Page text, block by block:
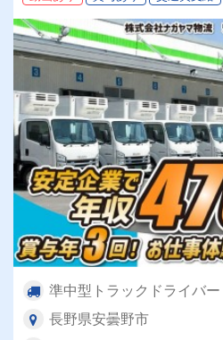
準中型トラックドライバー
長野県安曇野市